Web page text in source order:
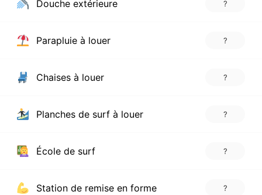
Douche extérieure ?
Parapluie à louer ?
Chaises à louer ?
Planches de surf à louer ?
École de surf ?
Station de remise en forme ?